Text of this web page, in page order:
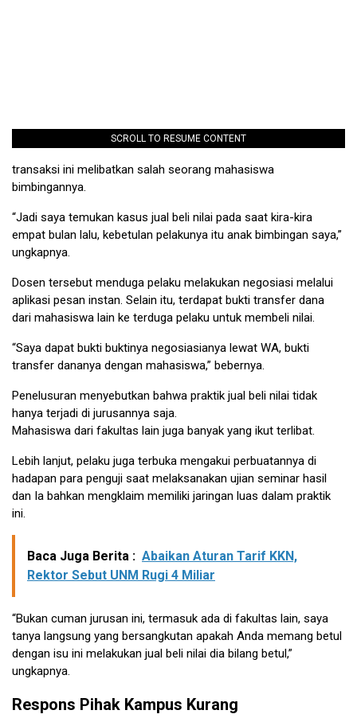
SCROLL TO RESUME CONTENT
transaksi ini melibatkan salah seorang mahasiswa
bimbingannya.
“Jadi saya temukan kasus jual beli nilai pada saat kira-kira
empat bulan lalu, kebetulan pelakunya itu anak bimbingan saya,”
ungkapnya.
Dosen tersebut menduga pelaku melakukan negosiasi melalui
aplikasi pesan instan. Selain itu, terdapat bukti transfer dana
dari mahasiswa lain ke terduga pelaku untuk membeli nilai.
“Saya dapat bukti buktinya negosiasianya lewat WA, bukti
transfer dananya dengan mahasiswa,” bebernya.
Penelusuran menyebutkan bahwa praktik jual beli nilai tidak
hanya terjadi di jurusannya saja.
Mahasiswa dari fakultas lain juga banyak yang ikut terlibat.
Lebih lanjut, pelaku juga terbuka mengakui perbuatannya di
hadapan para penguji saat melaksanakan ujian seminar hasil
dan Ia bahkan mengklaim memiliki jaringan luas dalam praktik
ini.
Baca Juga Berita : Abaikan Aturan Tarif KKN,
Rektor Sebut UNM Rugi 4 Miliar
“Bukan cuman jurusan ini, termasuk ada di fakultas lain, saya
tanya langsung yang bersangkutan apakah Anda memang betul
dengan isu ini melakukan jual beli nilai dia bilang betul,”
ungkapnya.
Respons Pihak Kampus Kurang